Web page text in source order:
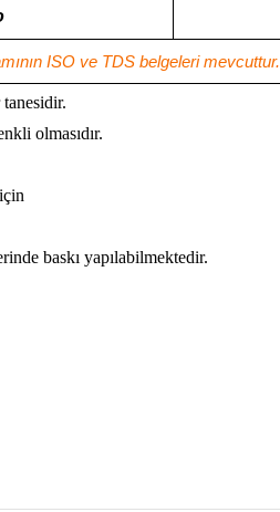
ISO ve TDS belgeleri mevcuttur.
olmasıdır.
baskı yapılabilmektedir.